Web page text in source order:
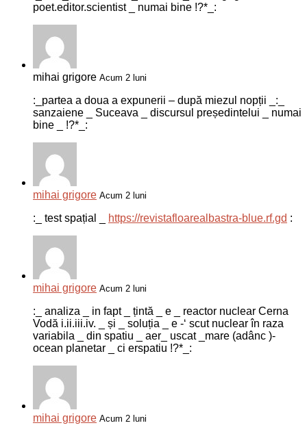
poet.editor.scientist _ numai bine !?*_:
mihai grigore Acum 2 luni
:_partea a doua a expunerii – după miezul nopții _:_
sanzaiene _ Suceava _ discursul președintelui _ numai
bine _ !?*_:
mihai grigore Acum 2 luni
:_ test spațial _ https://revistafloarealbastra-blue.rf.gd :
mihai grigore Acum 2 luni
:_ analiza _ in fapt _ țintă _ e _ reactor nuclear Cerna
Vodă i.ii.iii.iv. _ și _ soluția _ e -‘ scut nuclear în raza
variabila _ din spatiu _ aer_ uscat _mare (adânc )-
ocean planetar _ ci erspatiu !?*_:
mihai grigore Acum 2 luni